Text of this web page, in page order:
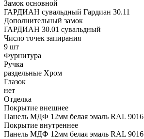
Замок основной
ГАРДИАН сувальдный Гардиан 30.11
Дополнительный замок
ГАРДИАН 30.01 сувальдный
Число точек запирания
9 шт
Фурнитура
Ручка
раздельные Xром
Глазок
нет
Отделка
Покрытие внешнее
Панель МДФ 12мм белая эмаль RAL 9016
Покрытие внутреннее
Панель МДФ 12мм белая эмаль RAL 9016